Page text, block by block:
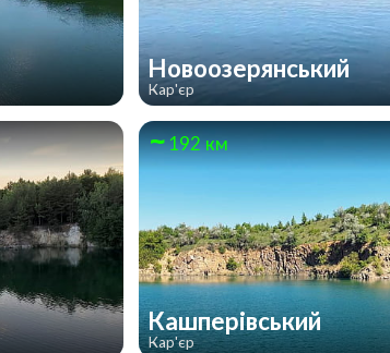
Новоозерянський
Кар'єр
192 км
Кашперівський
Кар'єр